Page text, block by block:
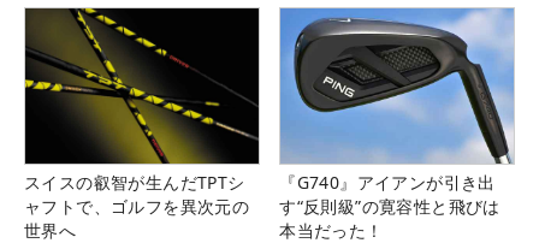
スイスの叡智が生んだTPTシ
ャフトで、ゴルフを異次元の
世界へ
『G740』アイアンが引き出
す“反則級”の寛容性と飛びは
本当だった！